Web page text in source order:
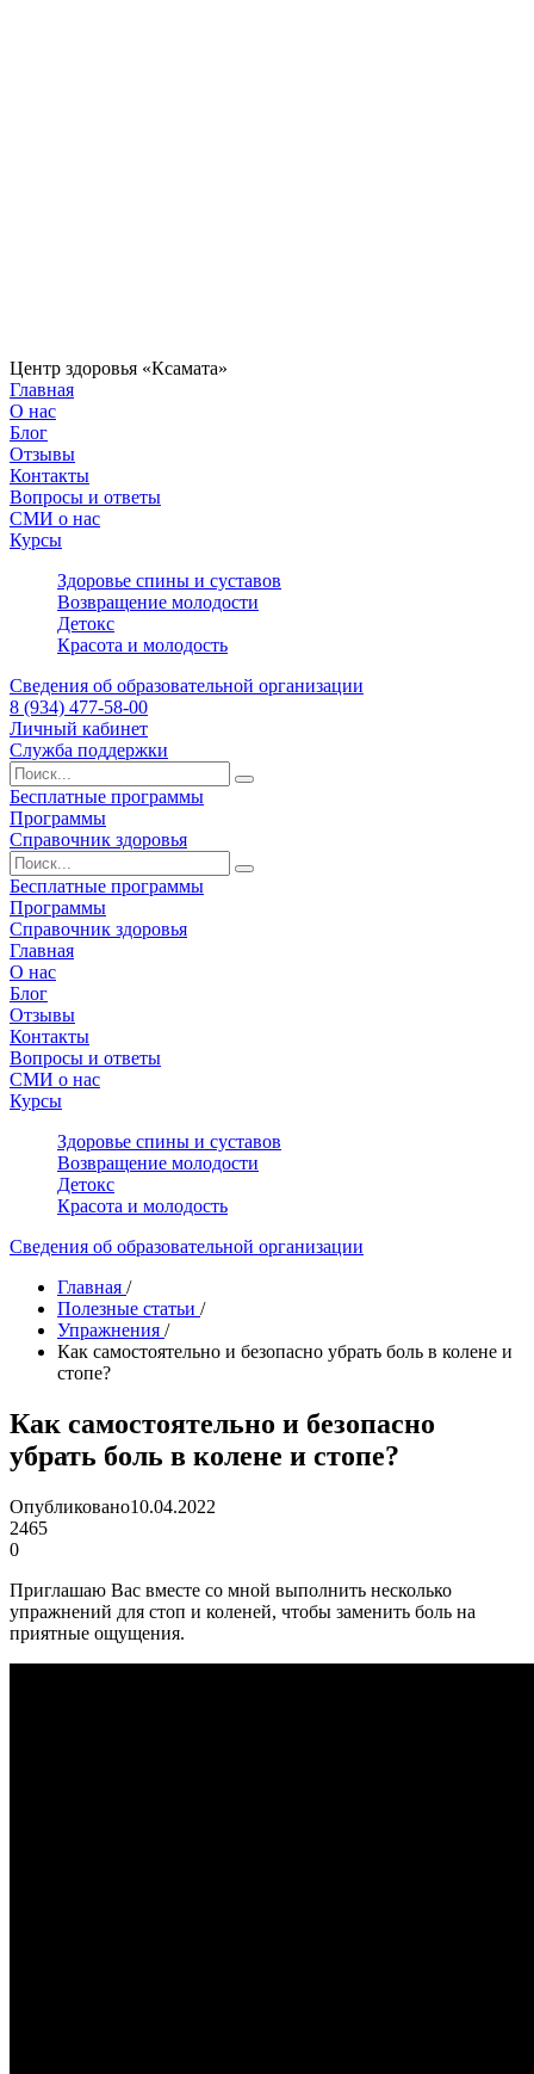
Центр здоровья «Ксамата»
Главная
О нас
Блог
Отзывы
Контакты
Вопросы и ответы
СМИ о нас
Курсы
Здоровье спины и суставов
Возвращение молодости
Детокс
Красота и молодость
Сведения об образовательной организации
8 (934) 477-58-00
Личный кабинет
Служба поддержки
Бесплатные программы
Программы
Справочник здоровья
Бесплатные программы
Программы
Справочник здоровья
Главная
О нас
Блог
Отзывы
Контакты
Вопросы и ответы
СМИ о нас
Курсы
Здоровье спины и суставов
Возвращение молодости
Детокс
Красота и молодость
Сведения об образовательной организации
Главная /
Полезные статьи /
Упражнения /
Как самостоятельно и безопасно убрать боль в колене и
стопе?
Как самостоятельно и безопасно
убрать боль в колене и стопе?
Опубликовано10.04.2022
2465
0
Приглашаю Вас вместе со мной выполнить несколько
упражнений для стоп и коленей, чтобы заменить боль на
приятные ощущения.